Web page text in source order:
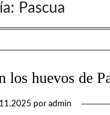
Pascua
los huevos de
por admin